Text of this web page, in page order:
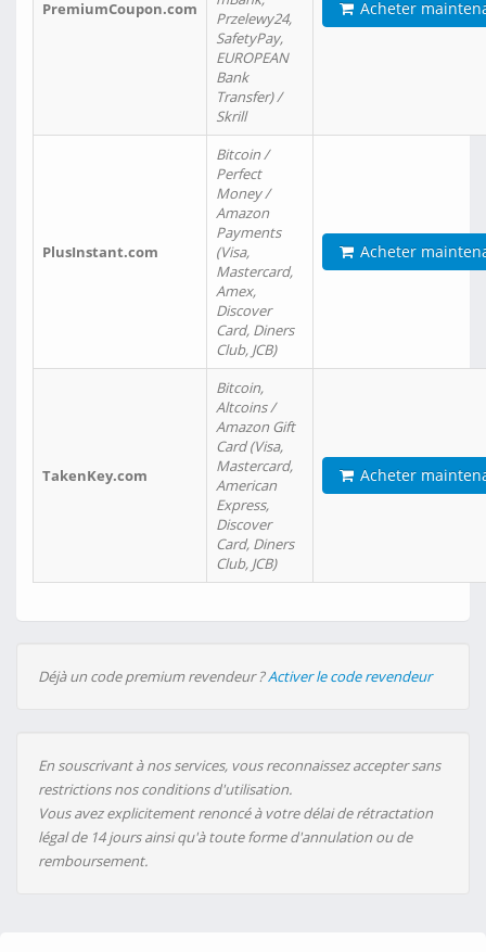
PremiumCoupon.com
Przelewy24,
SafetyPay,
EUROPEAN
Bank
Transfer) /
Skrill
Acheter
PlusInstant.com
Bitcoin /
Perfect
Money /
Amazon
Payments
(Visa,
Mastercard,
Amex,
Discover
Card, Diners
Club, JCB)
Acheter
TakenKey.com
Bitcoin,
Altcoins /
Amazon Gift
Card (Visa,
Mastercard,
American
Express,
Discover
Card, Diners
Club, JCB)
Acheter
Déjà un code premium revendeur ?Activer le code revendeur
En souscrivant à nos services, vous reconnaissez accepter sans
restrictions nos conditions d'utilisation.
Vous avez explicitement renoncé à votre délai de rétractation
légal de 14 jours ainsi qu'à toute forme d'annulation ou de
remboursement.